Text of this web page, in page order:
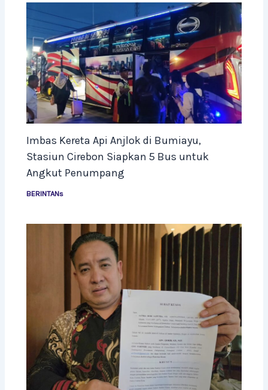
Imbas Kereta Api Anjlok di Bumiayu,
Stasiun Cirebon Siapkan 5 Bus untuk
Angkut Penumpang
BERINTANs